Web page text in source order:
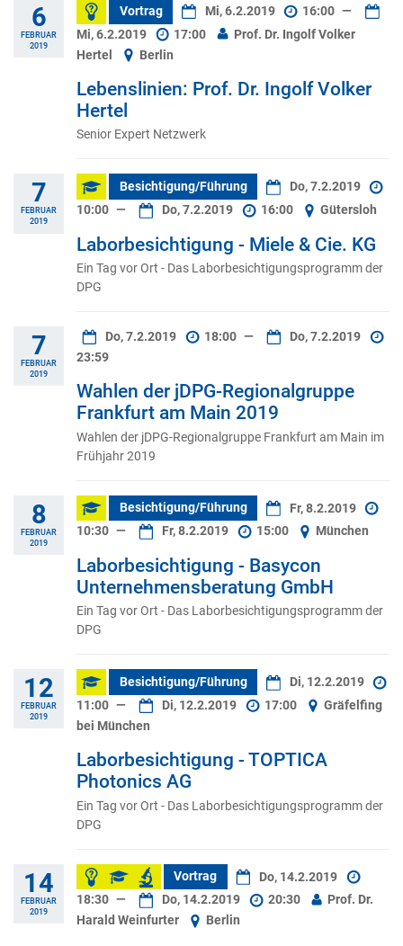
6
FEBRUAR
2019
Vortrag Mi, 6.2.2019 16:00 —
Mi, 6.2.2019
17:00
Prof. Dr. Ingolf Volker
Hertel
Berlin
Lebenslinien: Prof. Dr. Ingolf Volker
Hertel
Senior Expert Netzwerk
7
FEBRUAR
2019
Besichtigung/Führung
Do, 7.2.2019
10:00 — Do, 7.2.2019 16:00 Gütersloh
Laborbesichtigung - Miele & Cie. KG
Ein Tag vor Ort - Das Laborbesichtigungsprogramm der
DPG
7
FEBRUAR
2019
Do, 7.2.2019 18:00 —
Do, 7.2.2019
23:59
Wahlen der jDPG-Regionalgruppe
Frankfurt am Main 2019
Wahlen der jDPG-Regionalgruppe Frankfurt am Main im
Frühjahr 2019
8
FEBRUAR
2019
Besichtigung/Führung
Fr, 8.2.2019
10:30 — Fr, 8.2.2019 15:00 München
Laborbesichtigung - Basycon
Unternehmensberatung GmbH
Ein Tag vor Ort - Das Laborbesichtigungsprogramm der
DPG
12
FEBRUAR
2019
Besichtigung/Führung
Di, 12.2.2019
11:00 — Di, 12.2.2019 17:00
Gräfelfing
bei München
Laborbesichtigung - TOPTICA
Photonics AG
Ein Tag vor Ort - Das Laborbesichtigungsprogramm der
DPG
14
FEBRUAR
2019
Vortrag
Do, 14.2.2019
18:30 — Do, 14.2.2019 20:30
Prof. Dr.
Harald Weinfurter
Berlin